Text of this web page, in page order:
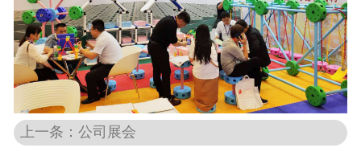
资质荣誉
公司环境
车间一角
上一条：公司展会